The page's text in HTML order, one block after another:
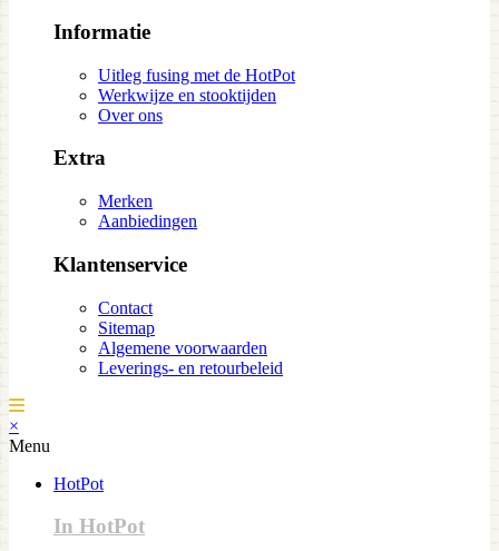
Informatie
Uitleg fusing met de HotPot
Werkwijze en stooktijden
Over ons
Extra
Merken
Aanbiedingen
Klantenservice
Contact
Sitemap
Algemene voorwaarden
Leverings- en retourbeleid
×
Menu
HotPot
In HotPot